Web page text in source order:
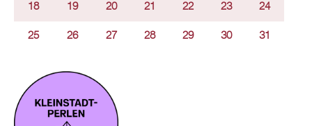
18 19 20 21 22 23 24
25 26 27 28 29 30 31